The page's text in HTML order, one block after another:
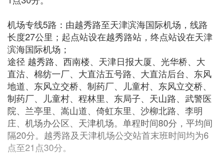
机场专线5路：由越秀路至天津滨海国际机场，线路
长度27公里；起点站设在越秀路站，终点站设在天津
滨海国际机场；
途径 越秀路、西南楼、天津日报大厦、光华桥、大
直沽、棉纺一厂、大直沽五号路、大直沽后台、东风
地道、东风立交桥、制药厂、儿童村、东风立交桥、
制药厂、儿童村、程林里、东局子、天山路、武警医
院、兰亭里、嵩山道、倚虹东里、沙柳北路、李明
庄、机场办公区、天津机场。单程时间80分，平均间
隔20分。越秀路及天津机场公交站首末班时间均为6
点至21点30分。